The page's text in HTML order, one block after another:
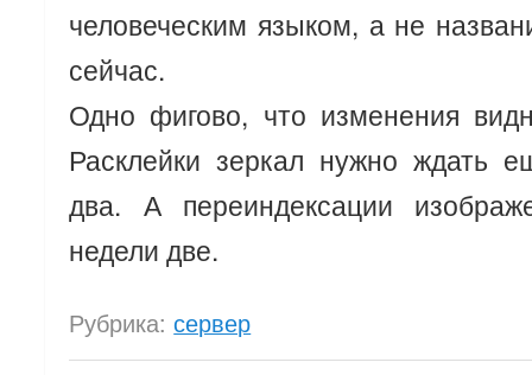
человеческим языком, а не
сейчас.
Одно фигово, что изменения
Расклейки зеркал нужно ждать
два. А переиндексации
недели две.
Рубрика: сервер